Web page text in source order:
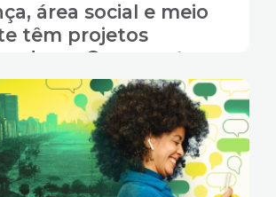
área social e meio
têm projetos
no Orçamento
de Santos